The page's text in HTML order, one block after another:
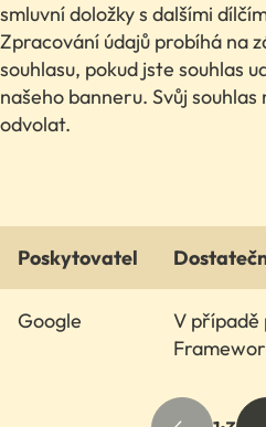
smluvní doložky s dalšími
Zpracování údajů probíhá na
souhlasu, pokud jste souhlas
našeho banneru. Svůj
odvolat.
Poskytovatel
Google
V případě